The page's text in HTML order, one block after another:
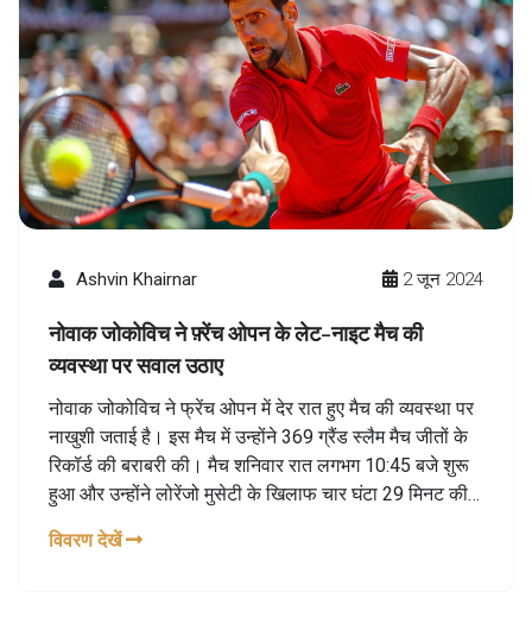
Ashvin Khairnar 2 जून 2024
नोवाक जोकोविच ने फ़्रेंच ओपन के लेट-नाइट मैच की
व्यवस्था पर सवाल उठाए
नोवाक जोकोविच ने फ्रेंच ओपन में देर रात हुए मैच की व्यवस्था पर
नाखुशी जताई है। इस मैच में उन्होंने 369 ग्रैंड स्लैम मैच जीतों के
रिकॉर्ड की बराबरी की। मैच शनिवार रात लगभग 10:45 बजे शुरू
हुआ और उन्होंने लोरेंजो मुसेटी के खिलाफ चार घंटा 29 मिनट की
विवरण देखें